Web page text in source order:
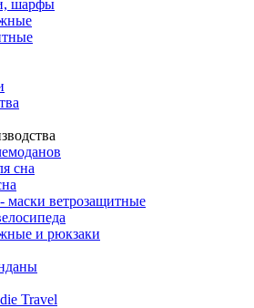
шарфы
сна
маски ветрозащитные
и рюкзаки
Travel